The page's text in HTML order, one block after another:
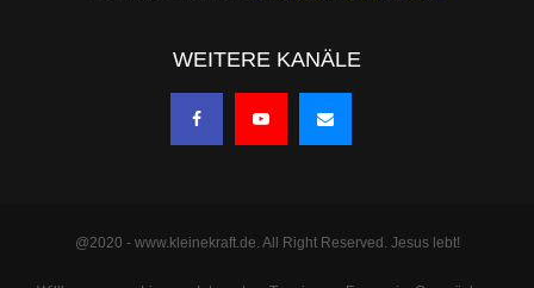
WEITERE KANÄLE
@2020 - www.kleinekraft.de. All Right Reserved. Jesus lebt!